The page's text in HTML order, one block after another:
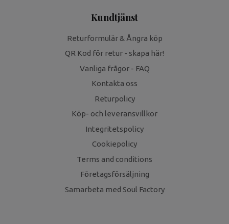
Kundtjänst
Returformulär & Ångra köp
QR Kod för retur - skapa här!
Vanliga frågor - FAQ
Kontakta oss
Returpolicy
Köp- och leveransvillkor
Integritetspolicy
Cookiepolicy
Terms and conditions
Företagsförsäljning
Samarbeta med Soul Factory